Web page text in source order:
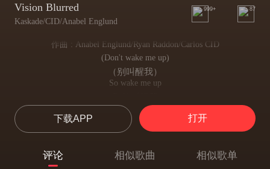
Vision Blurred
Kaskade/CID/Anabel Englund
999+ 87
作曲 : Anabel Englund/Ryan Raddon/Carlos CID
(Don't wake me up)
（别叫醒我）
So wake me up
Don't wake me up
别叫醒我
My vision's blurred
I can't give up
下载APP 打开
评论 相似歌曲 相似歌单